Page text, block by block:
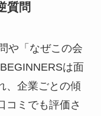
質問
や「なぜこの会
は面
、企業ごとの傾
コミでも評価さ